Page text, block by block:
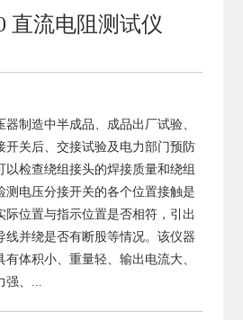
直流电阻测试仪
制造中半成品、成品出厂试验、
开关后、交接试验及电力部门预防
以检查绕组接头的焊接质量和绕组
测电压分接开关的各个位置接触是
际位置与指示位置是否相符，引出
线并绕是否有断股等情况。该仪器
体积小、重量轻、输出电流大、
强、...